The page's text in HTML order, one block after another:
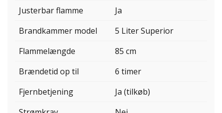
Justerbar flamme
Ja
Brandkammer model
5 Liter Superior
Flammelængde
85 cm
Brændetid op til
6 timer
Fjernbetjening
Ja (tilkøb)